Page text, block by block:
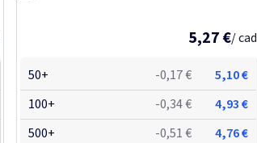
5,27 €/ cad
50+ -0,17 €
5,10 €
100+
-0,34 €
4,93 €
500+
-0,51 €
4,76 €